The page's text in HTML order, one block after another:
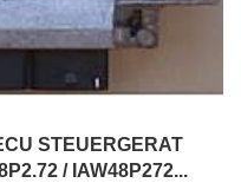
STEUERGERAT
/ IAW48P272...